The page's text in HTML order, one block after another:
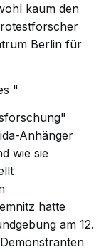
kaum den
Berlin für
"
Anhänger
wie sie
hatte
am 12.